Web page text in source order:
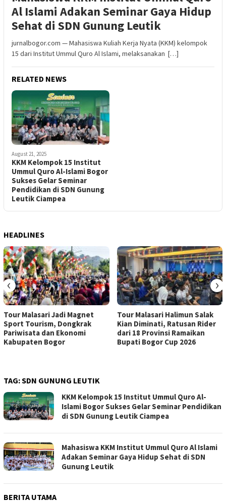
Al Islami Adakan Seminar Gaya Hidup
Sehat di SDN Gunung Leutik
jurnalbogor.com — Mahasiswa Kuliah Kerja Nyata (KKM) kelompok
15 dari Institut Ummul Quro Al Islami, melaksanakan […]
RELATED NEWS
August 21, 2025
KKM Kelompok 15 Institut
Ummul Quro Al-Islami Bogor
Sukses Gelar Seminar
Pendidikan di SDN Gunung
Leutik Ciampea
HEADLINES
Tour Malasari Jadi Magnet
Sport Tourism, Dongkrak
Pariwisata dan Ekonomi
Kabupaten Bogor
Tour Malasari Halimun Salak
Kian Diminati, Ratusan Rider
dari 18 Provinsi Ramaikan
Bupati Bogor Cup 2026
‹ ›
TAG:SDN GUNUNG LEUTIK
KKM Kelompok 15 Institut Ummul Quro Al-
Islami Bogor Sukses Gelar Seminar Pendidikan
di SDN Gunung Leutik Ciampea
Mahasiswa KKM Institut Ummul Quro Al Islami
Adakan Seminar Gaya Hidup Sehat di SDN
Gunung Leutik
BERITA UTAMA